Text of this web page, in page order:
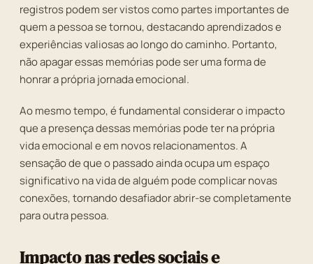
registros podem ser vistos como partes importantes de
quem a pessoa se tornou, destacando aprendizados e
experiências valiosas ao longo do caminho. Portanto,
não apagar essas memórias pode ser uma forma de
honrar a própria jornada emocional.
Ao mesmo tempo, é fundamental considerar o impacto
que a presença dessas memórias pode ter na própria
vida emocional e em novos relacionamentos. A
sensação de que o passado ainda ocupa um espaço
significativo na vida de alguém pode complicar novas
conexões, tornando desafiador abrir-se completamente
para outra pessoa.
Impacto nas redes sociais e